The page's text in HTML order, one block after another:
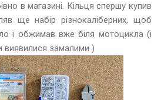
в магазині. Кільця спершу купив
ще набір різнокаліберних, щоб
і обжимав вже біля мотоцикла (і
виявилися замалими )